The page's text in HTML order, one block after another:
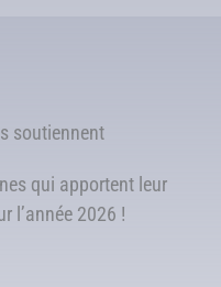
soutiennent
qui apportent leur
l’année 2026 !